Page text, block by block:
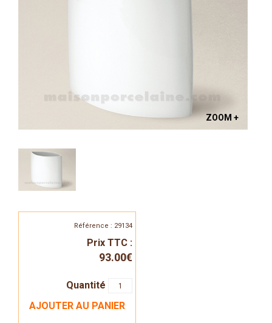
ZOOM +
Référence : 29134
Prix TTC :
93.00€
Quantité
AJOUTER AU PANIER